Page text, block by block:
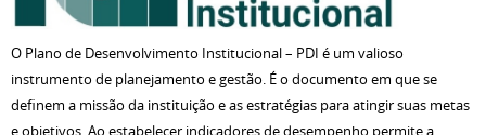
O Plano de Desenvolvimento Institucional – PDI é um valioso
instrumento de planejamento e gestão. É o documento em que se
definem a missão da instituição e as estratégias para atingir suas metas
e objetivos. Ao estabelecer indicadores de desempenho permite a